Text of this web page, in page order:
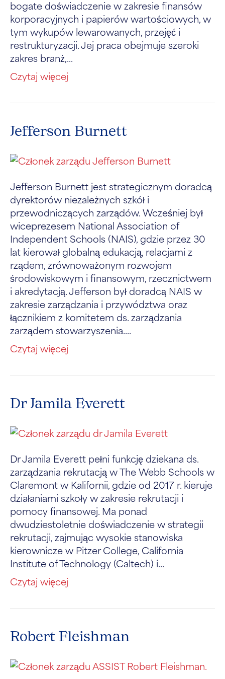
bogate doświadczenie w zakresie finansów
korporacyjnych i papierów wartościowych, w
tym wykupów lewarowanych, przejęć i
restrukturyzacji. Jej praca obejmuje szeroki
zakres branż,...
Czytaj więcej
Jefferson Burnett
Jefferson Burnett jest strategicznym doradcą
dyrektorów niezależnych szkół i
przewodniczących zarządów. Wcześniej był
wiceprezesem National Association of
Independent Schools (NAIS), gdzie przez 30
lat kierował globalną edukacją, relacjami z
rządem, zrównoważonym rozwojem
środowiskowym i finansowym, rzecznictwem
i akredytacją. Jefferson był doradcą NAIS w
zakresie zarządzania i przywództwa oraz
łącznikiem z komitetem ds. zarządzania
zarządem stowarzyszenia....
Czytaj więcej
Dr Jamila Everett
Dr Jamila Everett pełni funkcję dziekana ds.
zarządzania rekrutacją w The Webb Schools w
Claremont w Kalifornii, gdzie od 2017 r. kieruje
działaniami szkoły w zakresie rekrutacji i
pomocy finansowej. Ma ponad
dwudziestoletnie doświadczenie w strategii
rekrutacji, zajmując wysokie stanowiska
kierownicze w Pitzer College, California
Institute of Technology (Caltech) i...
Czytaj więcej
Robert Fleishman